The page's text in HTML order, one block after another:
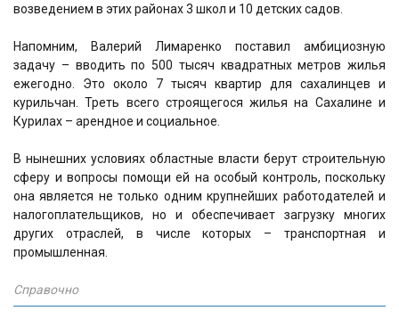
возведением в этих районах 3 школ и 10 детских садов.
Напомним, Валерий Лимаренко поставил амбициозную
задачу – вводить по 500 тысяч квадратных метров жилья
ежегодно. Это около 7 тысяч квартир для сахалинцев и
курильчан. Треть всего строящегося жилья на Сахалине и
Курилах – арендное и социальное.
В нынешних условиях областные власти берут строительную
сферу и вопросы помощи ей на особый контроль, поскольку
она является не только одним крупнейших работодателей и
налогоплательщиков, но и обеспечивает загрузку многих
других отраслей, в числе которых – транспортная и
промышленная.
Справочно